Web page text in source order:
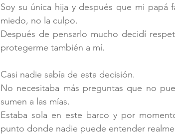
Soy su única hija y después que mi papá
miedo, no la culpo.
Después de pensarlo mucho decidí
protegerme también a mí.
Casi nadie sabía de esta decisión.
No necesitaba más preguntas que no
sumen a las mías.
Estaba sola en este barco y por
punto donde nadie puede entender